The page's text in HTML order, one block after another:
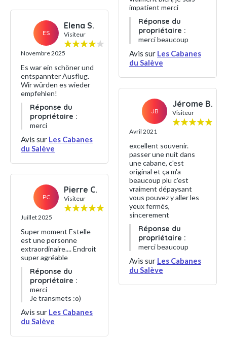
ES
Elena S.
Visiteur
Novembre 2025
Es war ein schöner und
entspannter Ausflug.
Wir würden es wieder
empfehlen!
Réponse du
propriétaire :
merci
Avis sur Les Cabanes
du Salève
PC
Pierre C.
Visiteur
Juillet 2025
Super moment Estelle
est une personne
extraordinaire.... Endroit
super agréable
Réponse du
propriétaire :
merci
Je transmets :o)
Avis sur Les Cabanes
du Salève
impatient merci
Réponse du
propriétaire :
merci beaucoup
Avis sur Les Cabanes
du Salève
JB
Jérome B.
Visiteur
Avril 2021
excellent souvenir.
passer une nuit dans
une cabane, c'est
original et ça m'a
beaucoup plu c'est
vraiment dépaysant
vous pouvez y aller les
yeux fermés,
sincerement
Réponse du
propriétaire :
merci beaucoup
Avis sur Les Cabanes
du Salève